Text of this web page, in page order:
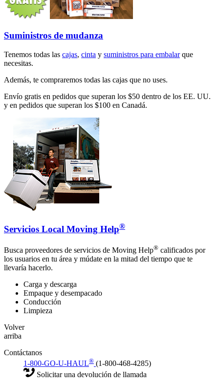
Suministros de mudanza
Tenemos todas las cajas, cinta y suministros para embalarque
necesitas.
Además, te compraremos todas las cajas que no uses.
Envío gratis en pedidos que superan los $50 dentro de los EE. UU.
y en pedidos que superan los $100 en Canadá.
Servicios Local Moving Help®
Busca proveedores de servicios de Moving Help® calificados por
los usuarios en tu área y múdate en la mitad del tiempo que te
llevaría hacerlo.
Carga y descarga
Empaque y desempacado
Conducción
Limpieza
Volver
arriba
Contáctanos
1-800-GO-U-HAUL® (1-800-468-4285)
Solicitar una devolución de llamada